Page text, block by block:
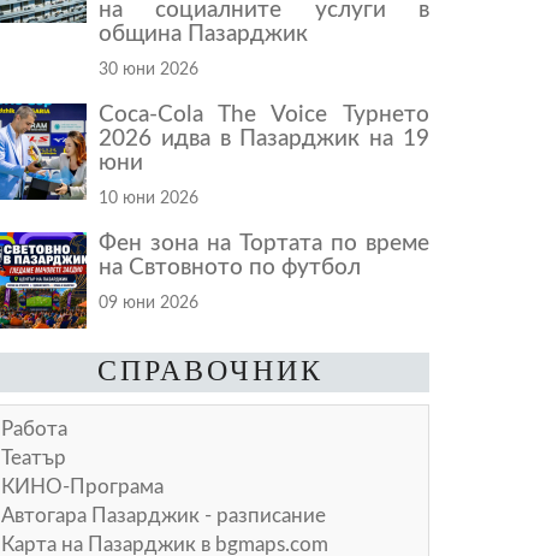
на социалните услуги в
община Пазарджик
30 юни 2026
Coca-Cola The Voice Турнето
2026 идва в Пазарджик на 19
юни
10 юни 2026
Фен зона на Тортата по време
на Свтовното по футбол
09 юни 2026
СПРАВОЧНИК
Работа
Театър
КИНО-Програма
Автогара Пазарджик - разписание
Карта на Пазарджик в bgmaps.com